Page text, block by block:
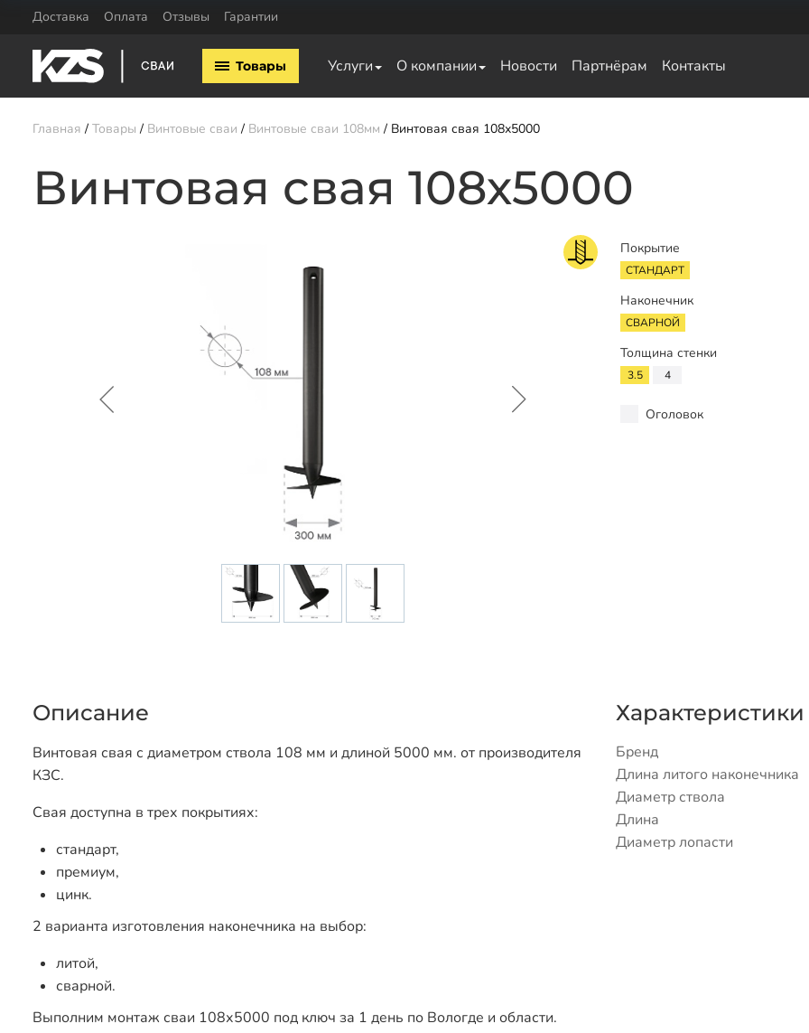
Доставка Оплата Отзывы Гарантии
Товары Услуги О компании Новости Партнёрам Контакты
Винтовые сваи 57мм
Винтовые сваи 108мм
Оголовки для винтовых свай
Главная Товары Винтовые сваи Винтовые сваи 108мм Винтовая свая 108х5000
Винтовая свая 108х5000
Покрытие
СТАНДАРТ
Наконечник
СВАРНОЙ
Толщина стенки
3.5 4
Оголовок
Описание
Винтовая свая с диаметром ствола 108 мм и длиной 5000 мм. от производителя
КЗС.
Свая доступна в трех покрытиях:
стандарт,
премиум,
цинк.
2 варианта изготовления наконечника на выбор:
литой,
сварной.
Выполним монтаж сваи 108х5000 под ключ за 1 день по Вологде и области.
Характеристики
Бренд
Длина литого наконечника
Диаметр ствола
Длина
Диаметр лопасти